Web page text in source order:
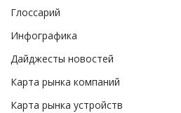
Глоссарий
Инфографика
Дайджесты новостей
Карта рынка компаний
Карта рынка устройств